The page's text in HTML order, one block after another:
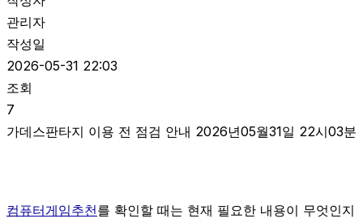
관리자
작성일
2026-05-31 22:03
조회
7
가데스판타지 이용 전 점검 안내 2026년05월31일 22시03분
컴퓨터게임추천를 확인할 때는 현재 필요한 내용이 무엇인지